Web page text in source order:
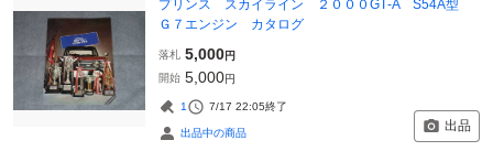
プリンス スカイライン ２０００GT‐A S54A型
Ｇ７エンジン カタログ
落札 5,000円
開始 5,000円
1 7/17 22:05終了
出品中の商品 出品